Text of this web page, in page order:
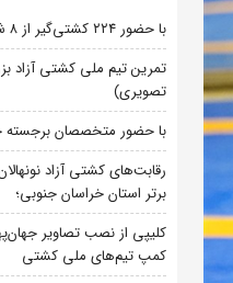
با حضور ۲۲۴ کشتی‌گیر از ۸ شهرستان؛
تمرین تیم ملی کشتی آزاد
تصویری)
با حضور متخصصان برجسته
رقابت‌های کشتی آزاد
برتر استان خراسان جنوبی؛
کلیپی از نصب تصاویر
کمپ تیم‌های ملی کشتی